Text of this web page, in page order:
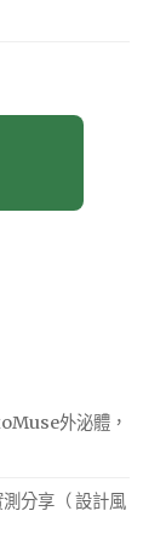
外泌體，
分享（ 設計風